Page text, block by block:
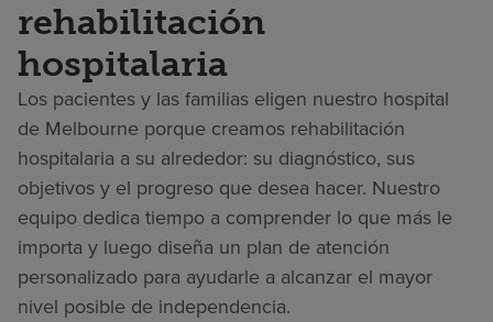
rehabilitación
hospitalaria
Los pacientes y las familias eligen nuestro hospital
de Melbourne porque creamos rehabilitación
hospitalaria a su alrededor: su diagnóstico, sus
objetivos y el progreso que desea hacer. Nuestro
equipo dedica tiempo a comprender lo que más le
importa y luego diseña un plan de atención
personalizado para ayudarle a alcanzar el mayor
nivel posible de independencia.